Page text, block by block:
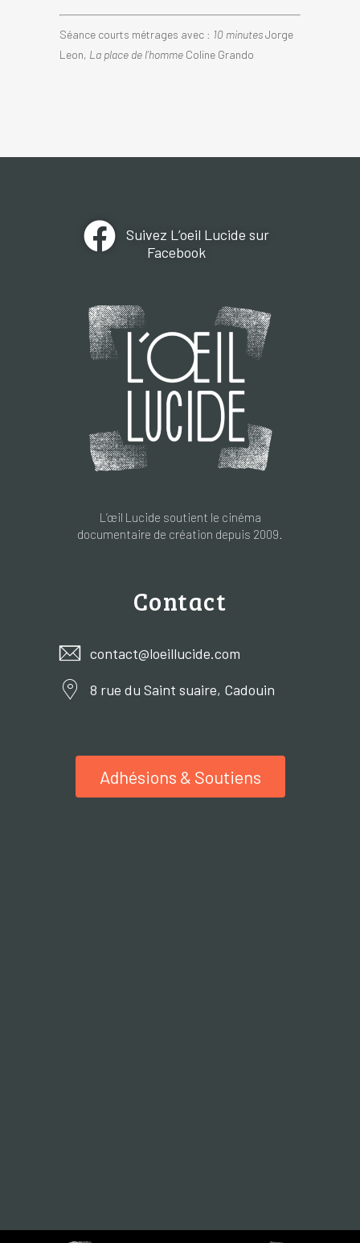
Séance courts métrages avec : 10 minutesJorge
Leon, La place de l’homme Coline Grando
Suivez L’oeil Lucide sur
Facebook
L’œil Lucide soutient le cinéma
documentaire de création depuis 2009.
Contact
contact@loeillucide.com
8 rue du Saint suaire, Cadouin
Adhésions & Soutiens